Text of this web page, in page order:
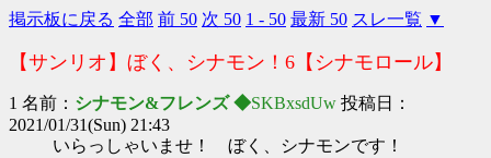
掲示板に戻る 全部 前 50 次 50 1 - 50 最新 50 スレ一覧 ▼
【サンリオ】ぼく、シナモン！6【シナモロール】
1 名前： シナモン&フレンズ ◆SKBxsdUw 投稿日：
2021/01/31(Sun) 21:43
いらっしゃいませ！ ぼく、シナモンです！